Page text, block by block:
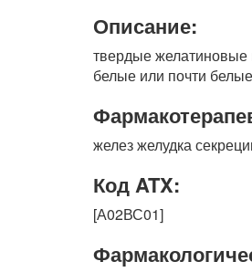
Описание:
твердые
белые или почти
желез желудка
Код ATX:
[А02ВС01]